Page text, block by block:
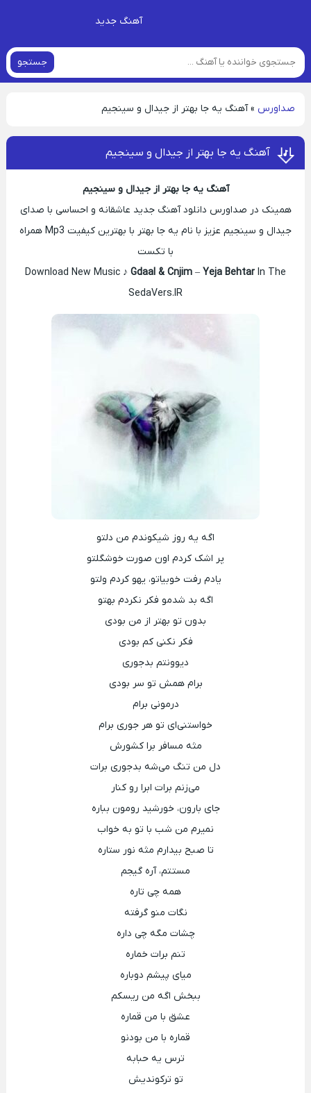
آهنگ جدید
جستجو
صداورس »آهنگ یه جا بهتر از جیدال و سینجیم
آهنگ یه جا بهتر از جیدال و سینجیم
آهنگ یه جا بهتر از جیدال و سینجیم
همینک در صداورس دانلود آهنگ جدید عاشقانه و احساسی با صدای
جیدال و سینجیم عزیز با نام یه جا بهتر با بهترین کیفیت Mp3 همراه
با تکست
Download New Music ♪ Gdaal & Cnjim – Yeja Behtar In The
SedaVers.IR
اگه یه روز شیکوندم من دلتو
پر اشک کردم اون صورت خوشگلتو
یادم رفت خوبیاتو، یهو کردم ولتو
اگه بد شدمو فکر نکردم بهتو
بدون تو بهتر از من بودی
فکر نکنی کم بودی
دیوونتم بدجوری
برام همش تو سر بودی
درمونی برام
خواستنی‌ای تو هر جوری برام
مثه مسافر برا کشورش
دل من تنگ می‌شه بدجوری برات
می‌زنم برات ابرا رو کنار
جای بارون، خورشید رومون بباره
نمیرم من شب با تو به خواب
تا صبح بیدارم مثه نور ستاره
مستتم، آره گیجم
همه چی تاره
نگات منو گرفته
چشات مگه چی داره
تنم برات خماره
میای پیشم دوباره
ببخش اگه من ریسکم
عشق با من قماره
قماره با من بودنو
ترس یه حبابه
تو ترکوندیش